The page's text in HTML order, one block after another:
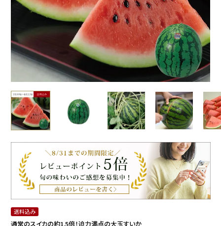
送料込み
通常のスイカの約1.5倍！迫力満点の大玉すいか